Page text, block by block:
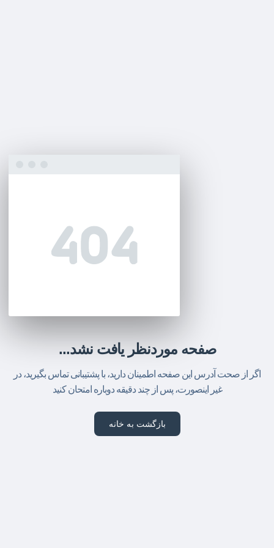
صفحه موردنظر یافت نشد...
اگر از صحت آدرس این صفحه اطمینان دارید، با پشتیبانی تماس بگیرید، در
غیر اینصورت، پس از چند دقیقه دوباره امتحان کنید
بازگشت به خانه